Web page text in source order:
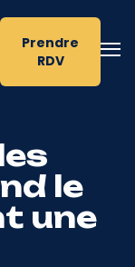
Prendre
RDV
le
une